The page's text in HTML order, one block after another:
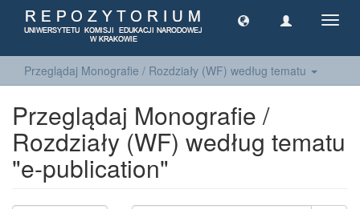
Przeglądaj Monografie / Rozdziały (WF) według tematu
Przeglądaj Monografie /
Rozdziały (WF) według tematu
"e-publication"